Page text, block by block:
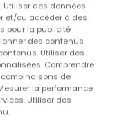
des données
et/ou accéder à des
pour la publicité
des contenus
Utiliser des
Comprendre
de
la performance
Utiliser des